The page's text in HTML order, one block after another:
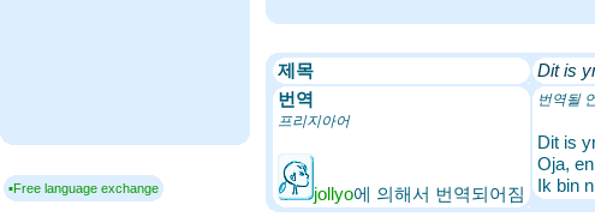
▪Free language exchange
제목
Dit is
번역
프리지아어
jollyo에 의해서 번역되어짐
번역될
Dit is
Oja,
Ik bin